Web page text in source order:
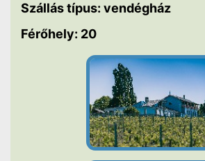
Szállás típus: vendégház
Férőhely: 20